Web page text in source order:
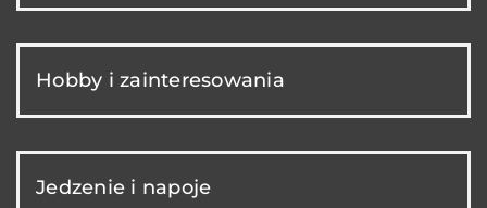
Hobby i zainteresowania
Jedzenie i napoje